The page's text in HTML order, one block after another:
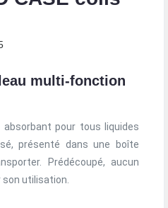
multi-fonction
absorbant pour tous liquides
présenté dans une boîte
Prédécoupé, aucun
utilisation.